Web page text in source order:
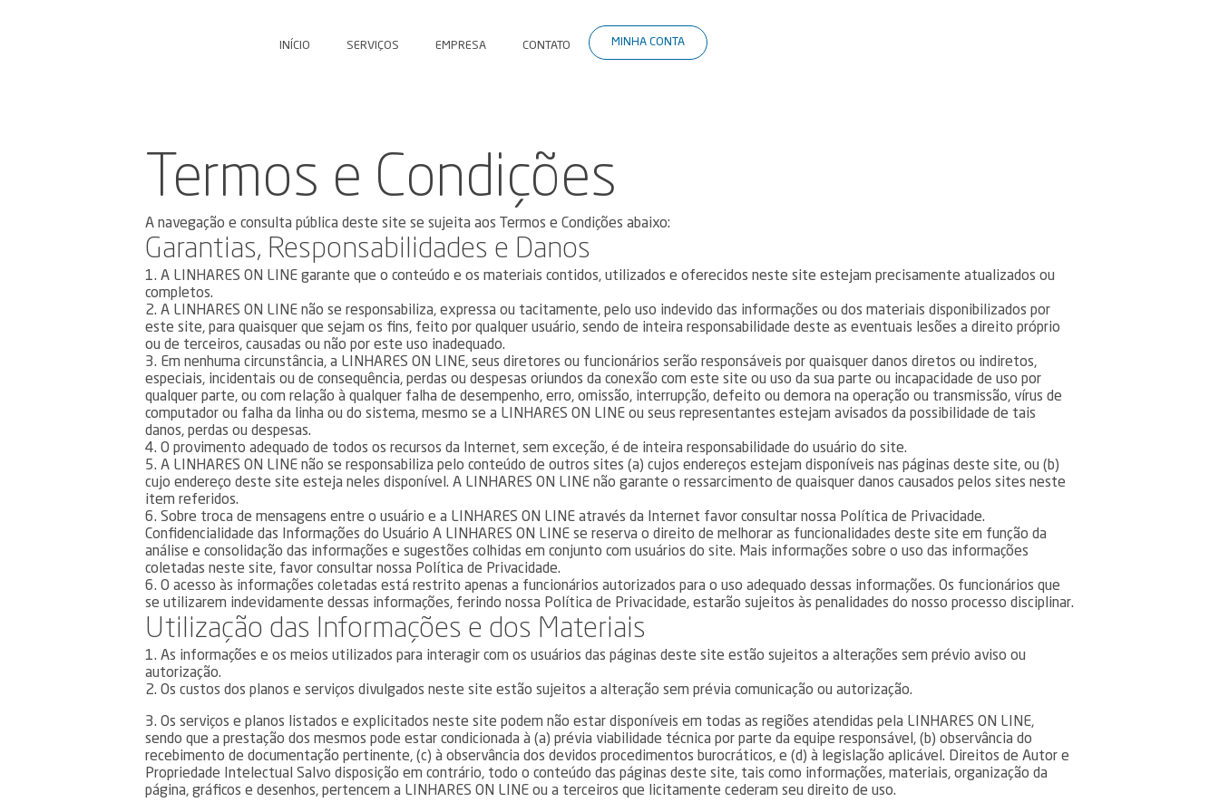
INÍCIO SERVIÇOS EMPRESA CONTATO MINHA CONTA
Termos e Condições
A navegação e consulta pública deste site se sujeita aos Termos e Condições abaixo:
Garantias, Responsabilidades e Danos
1. A LINHARES ON LINE garante que o conteúdo e os materiais contidos, utilizados e oferecidos neste site estejam precisamente atualizados ou
completos.
2. A LINHARES ON LINE não se responsabiliza, expressa ou tacitamente, pelo uso indevido das informações ou dos materiais disponibilizados por
este site, para quaisquer que sejam os fins, feito por qualquer usuário, sendo de inteira responsabilidade deste as eventuais lesões a direito próprio
ou de terceiros, causadas ou não por este uso inadequado.
3. Em nenhuma circunstância, a LINHARES ON LINE, seus diretores ou funcionários serão responsáveis por quaisquer danos diretos ou indiretos,
especiais, incidentais ou de consequência, perdas ou despesas oriundos da conexão com este site ou uso da sua parte ou incapacidade de uso por
qualquer parte, ou com relação à qualquer falha de desempenho, erro, omissão, interrupção, defeito ou demora na operação ou transmissão, vírus de
computador ou falha da linha ou do sistema, mesmo se a LINHARES ON LINE ou seus representantes estejam avisados da possibilidade de tais
danos, perdas ou despesas.
4. O provimento adequado de todos os recursos da Internet, sem exceção, é de inteira responsabilidade do usuário do site.
5. A LINHARES ON LINE não se responsabiliza pelo conteúdo de outros sites (a) cujos endereços estejam disponíveis nas páginas deste site, ou (b)
cujo endereço deste site esteja neles disponível. A LINHARES ON LINE não garante o ressarcimento de quaisquer danos causados pelos sites neste
item referidos.
6. Sobre troca de mensagens entre o usuário e a LINHARES ON LINE através da Internet favor consultar nossa Política de Privacidade.
Confidencialidade das Informações do Usuário A LINHARES ON LINE se reserva o direito de melhorar as funcionalidades deste site em função da
análise e consolidação das informações e sugestões colhidas em conjunto com usuários do site. Mais informações sobre o uso das informações
coletadas neste site, favor consultar nossa Política de Privacidade.
6. O acesso às informações coletadas está restrito apenas a funcionários autorizados para o uso adequado dessas informações. Os funcionários que
se utilizarem indevidamente dessas informações, ferindo nossa Política de Privacidade, estarão sujeitos às penalidades do nosso processo disciplinar.
Utilização das Informações e dos Materiais
1. As informações e os meios utilizados para interagir com os usuários das páginas deste site estão sujeitos a alterações sem prévio aviso ou
autorização.
2. Os custos dos planos e serviços divulgados neste site estão sujeitos a alteração sem prévia comunicação ou autorização.
3. Os serviços e planos listados e explicitados neste site podem não estar disponíveis em todas as regiões atendidas pela LINHARES ON LINE,
sendo que a prestação dos mesmos pode estar condicionada à (a) prévia viabilidade técnica por parte da equipe responsável, (b) observância do
recebimento de documentação pertinente, (c) à observância dos devidos procedimentos burocráticos, e (d) à legislação aplicável. Direitos de Autor e
Propriedade Intelectual Salvo disposição em contrário, todo o conteúdo das páginas deste site, tais como informações, materiais, organização da
página, gráficos e desenhos, pertencem a LINHARES ON LINE ou a terceiros que licitamente cederam seu direito de uso.